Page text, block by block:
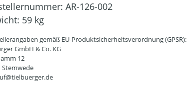
AR-126-002
59 kg
gemäß EU-Produktsicherheitsverordnung (GPSR):
GmbH & Co. KG
12
Stemwede